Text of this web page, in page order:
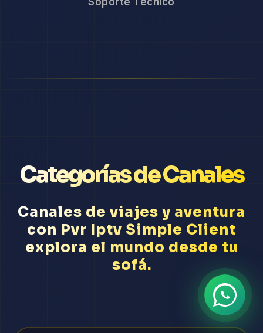
Categorías de Canales
Canales de viajes y aventura
con Pvr Iptv Simple Client
explora el mundo desde tu
sofá.